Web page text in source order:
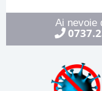
Ai nevoie